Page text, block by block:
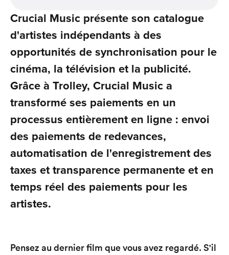
Crucial Music présente son catalogue
d'artistes indépendants à des
opportunités de synchronisation pour le
cinéma, la télévision et la publicité.
Grâce à Trolley, Crucial Music a
transformé ses paiements en un
processus entièrement en ligne : envoi
des paiements de redevances,
automatisation de l'enregistrement des
taxes et transparence permanente et en
temps réel des paiements pour les
artistes.
Pensez au dernier film que vous avez regardé. S'il